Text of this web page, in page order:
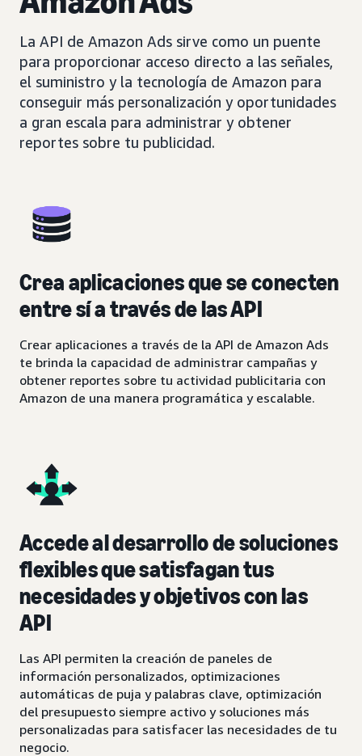
La API de Amazon Ads sirve como un puente
para proporcionar acceso directo a las señales,
el suministro y la tecnología de Amazon para
conseguir más personalización y oportunidades
a gran escala para administrar y obtener
reportes sobre tu publicidad.
Crea aplicaciones que se conecten
entre sí a través de las API
Crear aplicaciones a través de la API de Amazon Ads
te brinda la capacidad de administrar campañas y
obtener reportes sobre tu actividad publicitaria con
Amazon de una manera programática y escalable.
Accede al desarrollo de soluciones
flexibles que satisfagan tus
necesidades y objetivos con las
API
Las API permiten la creación de paneles de
información personalizados, optimizaciones
automáticas de puja y palabras clave, optimización
del presupuesto siempre activo y soluciones más
personalizadas para satisfacer las necesidades de tu
negocio.